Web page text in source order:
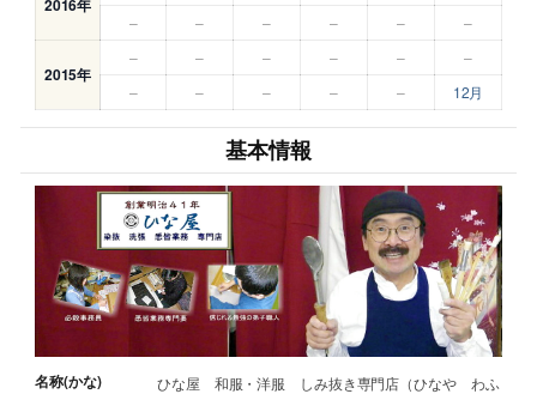
–
– – – – –
2015年
– – – – –
–
–
– – – – 12月
基本情報
名称(かな)
ひな屋 和服・洋服 しみ抜き専門店（ひなや わふ